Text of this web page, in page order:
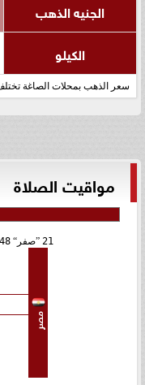
الجنيه الذهب
الكيلو
سعر الذهب بمحلات الصاغة
مواقيت الصلاة
21 صفر
مصر